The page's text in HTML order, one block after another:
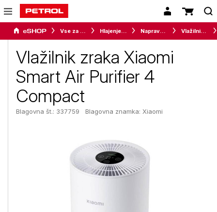
Vse za dom Hlajenje in gretje Naprave za ugodno bivalno klimo Vlažilniki in difuzorji
Vlažilnik zraka Xiaomi
Smart Air Purifier 4
Compact
Blagovna št.: 337759 Blagovna znamka: Xiaomi